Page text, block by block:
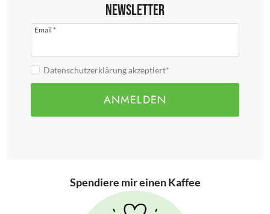
Newsletter
Email *
Datenschutzerklärung akzeptiert*
ANMELDEN
Spendiere mir einen Kaffee